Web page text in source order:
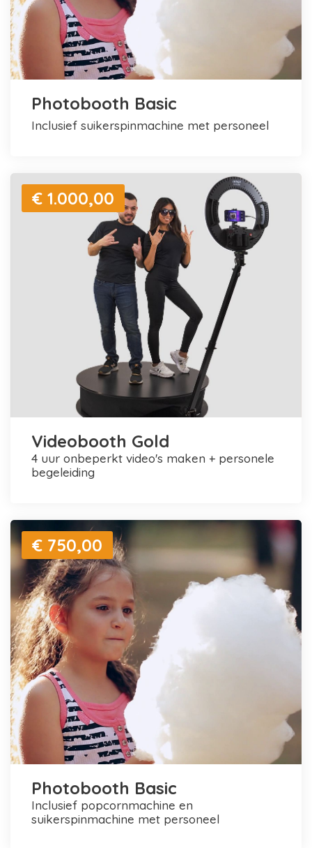
Photobooth Basic
inclusief suikerspinmachine met personeel
€ 1.000,00
Videobooth Gold
4 uur onbeperkt video's maken + personele
begeleiding
€ 750,00
Photobooth Basic
inclusief popcornmachine en
suikerspinmachine met personeel